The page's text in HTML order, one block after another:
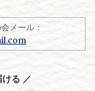
メール：
る ／